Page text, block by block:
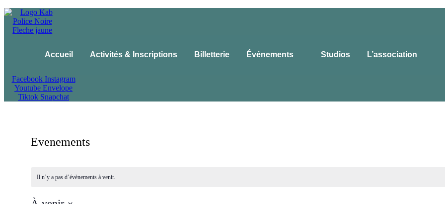
Accueil Activités & Inscriptions Billetterie Événements Studios L’association
Facebook Instagram
Youtube Envelope
Tiktok Snapchat
Evenements
Il n’y a pas d’évènements à venir.